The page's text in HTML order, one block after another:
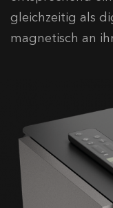
gleichzeitig als
magnetisch an